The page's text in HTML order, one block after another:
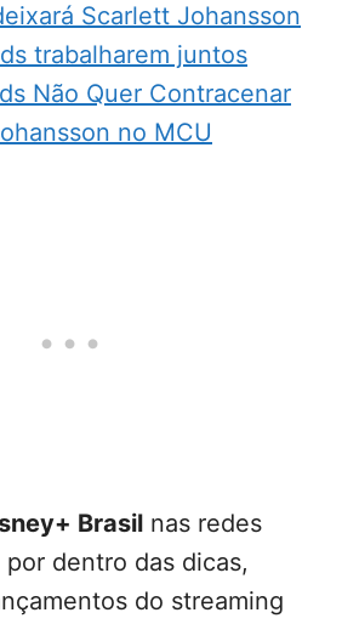
Scarlett Johansson
trabalharem juntos
Não Quer Contracenar
no MCU
Brasil nas redes
dentro das dicas,
do streaming